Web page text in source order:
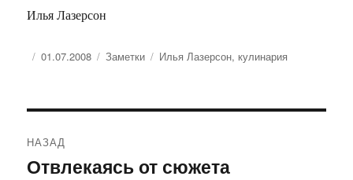
Илья Лазерсон
Опубликовано
01.07.2008 Рубрики
Заметки Метки
Илья Лазерсон, кулинария
по
НАЗАД
Предыдущая
Отвлекаясь от сюжета